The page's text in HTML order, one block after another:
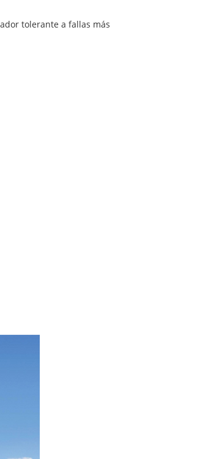
tolerante a fallas más